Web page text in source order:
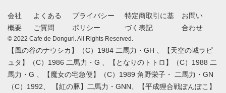
会社
概要
よくある
ご質問
プライバシー
ポリシー
特定商取引に基
づく表記
お問い
合わせ
© 2022 Cafe de Donguri. All Rights Reserved.
【風の谷のナウシカ】（C）1984 二馬力・GH 、【天空の城ラピ
ュタ】（C）1986 二馬力・G 、【となりのトトロ】（C）1988 二
馬力・G 、【魔女の宅急便】（C）1989 角野栄子・ 二馬力・GN
（C）1992、 【紅の豚】二馬力・GNN、【平成狸合戦ぽんぽこ】